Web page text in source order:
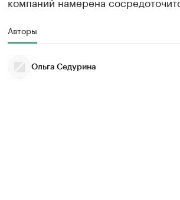
Авторы
Ольга Седурина